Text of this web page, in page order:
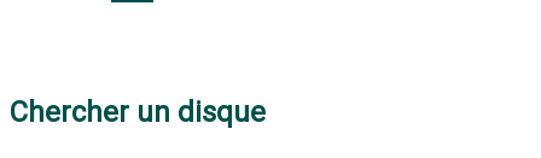
Chercher un disque